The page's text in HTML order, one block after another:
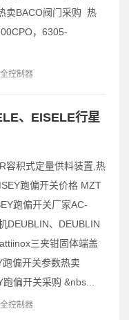
卖BACO阀门采购 热
，6305-
控制器
、EISELE行星
容积式定量供料装置,热
跑偏开关价格 MZT
跑偏开关厂家AC-
DEUBLIN、DEUBLIN
三夹钳固体端盖
偏开关参数热卖
偏开关采购 &nbs...
控制器